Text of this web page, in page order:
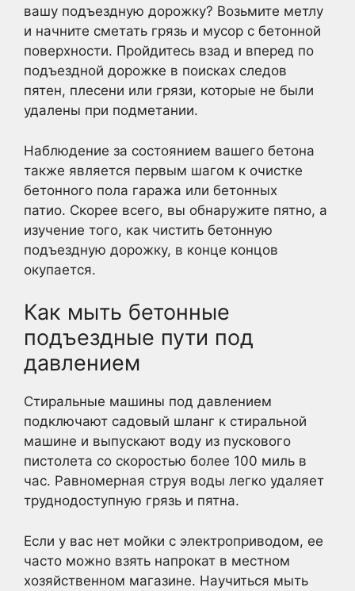
вашу подъездную дорожку? Возьмите метлу
и начните сметать грязь и мусор с бетонной
поверхности. Пройдитесь взад и вперед по
подъездной дорожке в поисках следов
пятен, плесени или грязи, которые не были
удалены при подметании.
Наблюдение за состоянием вашего бетона
также является первым шагом к очистке
бетонного пола гаража или бетонных
патио. Скорее всего, вы обнаружите пятно, а
изучение того, как чистить бетонную
подъездную дорожку, в конце концов
окупается.
Как мыть бетонные
подъездные пути под
давлением
Стиральные машины под давлением
подключают садовый шланг к стиральной
машине и выпускают воду из пускового
пистолета со скоростью более 100 миль в
час. Равномерная струя воды легко удаляет
труднодоступную грязь и пятна.
Если у вас нет мойки с электроприводом, ее
часто можно взять напрокат в местном
хозяйственном магазине. Научиться мыть